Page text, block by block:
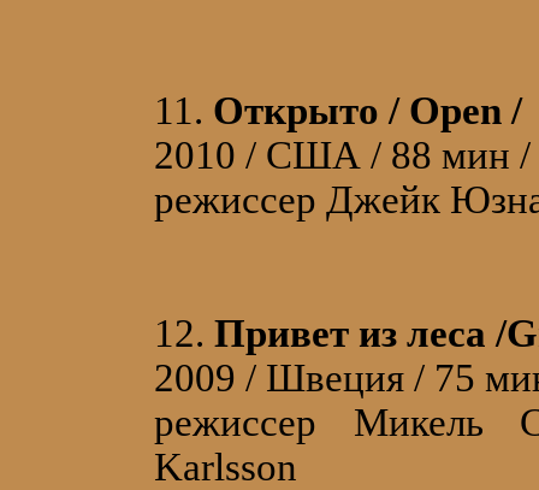
11. Открыто / Open /
2010 / США / 88 мин /
режиссер Джейк
12. Привет из леса /
2009 / Швеция / 75
режиссер Микель
Karlsson